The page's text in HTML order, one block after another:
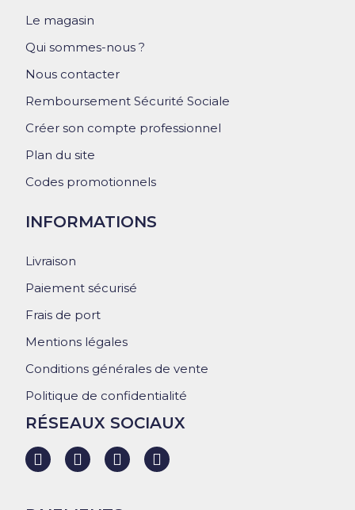
Le magasin
Qui sommes-nous ?
Nous contacter
Remboursement Sécurité Sociale
Créer son compte professionnel
Plan du site
Codes promotionnels
INFORMATIONS
Livraison
Paiement sécurisé
Frais de port
Mentions légales
Conditions générales de vente
Politique de confidentialité
RÉSEAUX SOCIAUX